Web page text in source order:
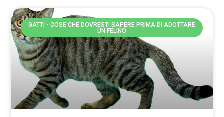
GATTI - COSE CHE DOVRESTI SAPERE PRIMA DI ADOTTARE
UN FELINO